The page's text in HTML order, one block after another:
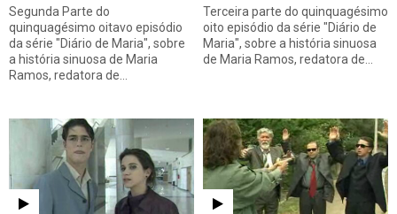
Segunda Parte do
quinquagésimo oitavo episódio
da série "Diário de Maria", sobre
a história sinuosa de Maria
Ramos, redatora de…
Terceira parte do quinquagésimo
oito episódio da série "Diário de
Maria", sobre a história sinuosa
de Maria Ramos, redatora de…